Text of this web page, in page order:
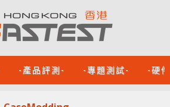
-產品評測- -專題測試- -硬